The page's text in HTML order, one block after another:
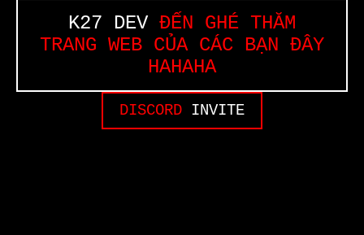
K27 DEVĐẾN GHÉ THĂM
TRANG WEB CỦA CÁC BẠN ĐÂY
HAHAHA
DISCORD INVITE